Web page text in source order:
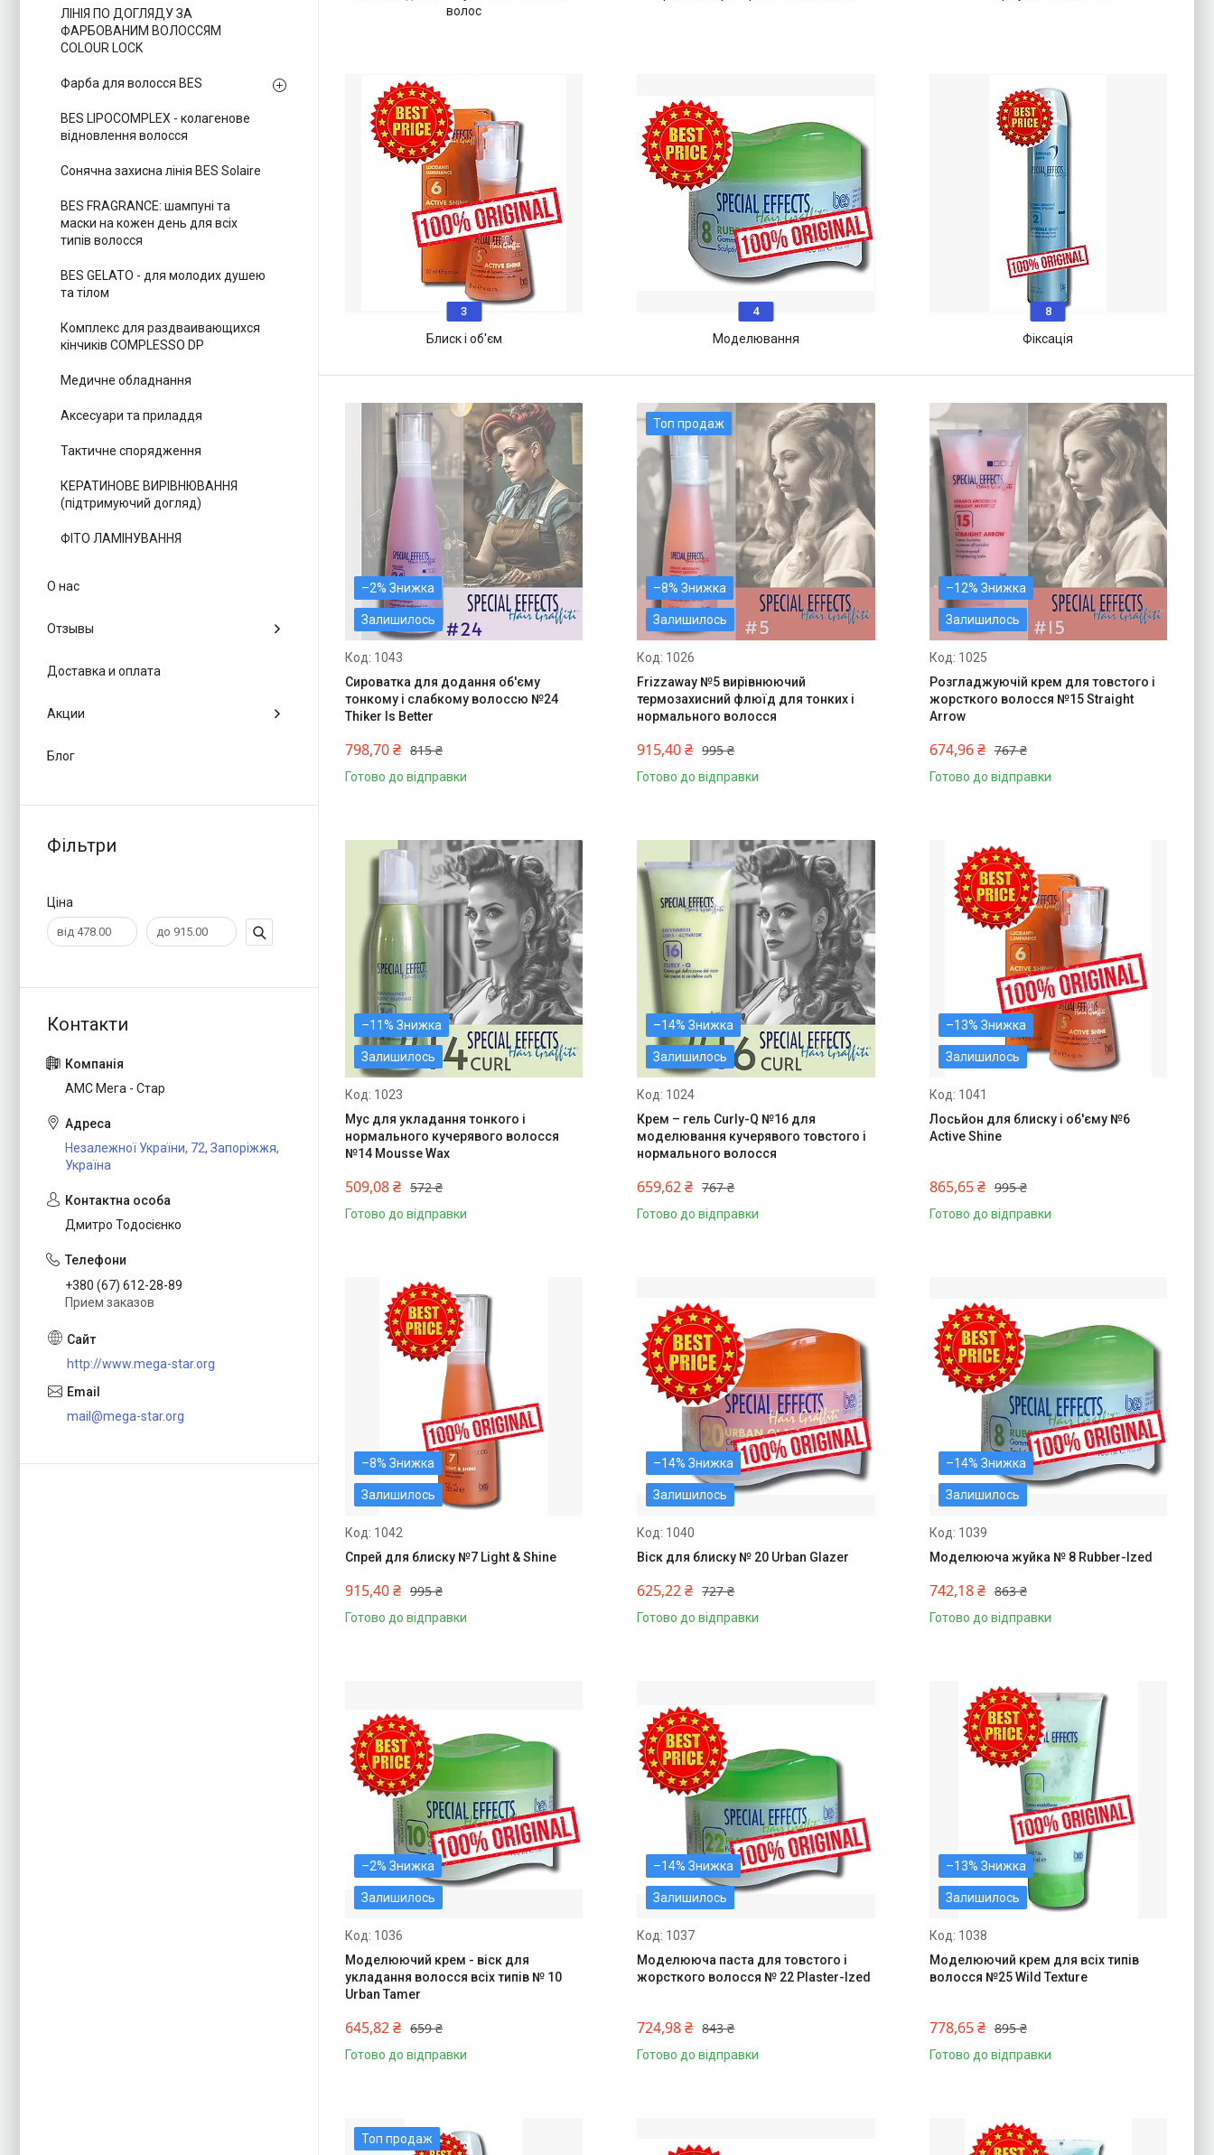
волос
Блиск і об'єм
3
Моделювання
4
Фіксація
8
Залишилось
–2%
1043
Сироватка для додання об'єму
тонкому і слабкому волоссю №24
Thiker Is Better
815 ₴
798,70 ₴
Готово до відправки
Топ продаж
Залишилось
–8%
1026
Frizzaway №5 вирівнюючий
термозахисний флюїд для тонких і
нормального волосся
995 ₴
915,40 ₴
Готово до відправки
Залишилось
–12%
1025
Розгладжуючій крем для товстого і
жорсткого волосся №15 Straight
Arrow
767 ₴
674,96 ₴
Готово до відправки
Залишилось
–11%
1023
Мус для укладання тонкого і
нормального кучерявого волосся
№14 Mousse Wax
572 ₴
509,08 ₴
Готово до відправки
Залишилось
–14%
1024
Крем – гель Curly-Q №16 для
моделювання кучерявого товстого і
нормального волосся
767 ₴
659,62 ₴
Готово до відправки
Залишилось
–13%
1041
Лосьйон для блиску і об'єму №6
Active Shine
995 ₴
865,65 ₴
Готово до відправки
Залишилось
–8%
1042
Спрей для блиску №7 Light & Shine
995 ₴
915,40 ₴
Готово до відправки
Залишилось
–14%
1040
Віск для блиску № 20 Urban Glazer
727 ₴
625,22 ₴
Готово до відправки
Залишилось
–14%
1039
Моделююча жуйка № 8 Rubber-Ized
863 ₴
742,18 ₴
Готово до відправки
Залишилось
–2%
1036
Моделюючий крем - віск для
укладання волосся всіх типів № 10
Urban Tamer
659 ₴
645,82 ₴
Готово до відправки
Залишилось
–14%
1037
Моделююча паста для товстого і
жорсткого волосся № 22 Plaster-Ized
843 ₴
724,98 ₴
Готово до відправки
Залишилось
–13%
1038
Моделюючий крем для всіх типів
волосся №25 Wild Texture
895 ₴
778,65 ₴
Готово до відправки
Топ продаж
ЛІНІЯ ПО ДОГЛЯДУ ЗА
ФАРБОВАНИМ ВОЛОССЯМ
COLOUR LOCK
Фарба для волосся BES
BES LIPOCOMPLEX - колагенове
відновлення волосся
Сонячна захисна лінія BES Solaire
BES FRAGRANCE: шампуні та
маски на кожен день для всіх
типів волосся
BES GELATO - для молодих душею
та тілом
Комплекс для раздваивающихся
кінчиків COMPLESSO DP
Медичне обладнання
Аксесуари та приладдя
Тактичне спорядження
КЕРАТИНОВЕ ВИРІВНЮВАННЯ
(підтримуючий догляд)
ФІТО ЛАМІНУВАННЯ
О нас
Отзывы
Доставка и оплата
Акции
Блог
Фільтри
Ціна
АМС Мега - Стар
Незалежної України, 72, Запоріжжя,
Україна
Дмитро Тодосієнко
+380 (67) 612-28-89
Прием заказов
http://www.mega-star.org
mail@mega-star.org